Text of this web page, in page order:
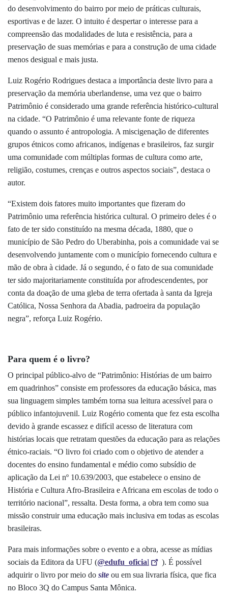
do desenvolvimento do bairro por meio de práticas culturais,
esportivas e de lazer. O intuito é despertar o interesse para a
compreensão das modalidades de luta e resistência, para a
preservação de suas memórias e para a construção de uma cidade
menos desigual e mais justa.
Luiz Rogério Rodrigues destaca a importância deste livro para a
preservação da memória uberlandense, uma vez que o bairro
Patrimônio é considerado uma grande referência histórico-cultural
na cidade. “O Patrimônio é uma relevante fonte de riqueza
quando o assunto é antropologia. A miscigenação de diferentes
grupos étnicos como africanos, indígenas e brasileiros, faz surgir
uma comunidade com múltiplas formas de cultura como arte,
religião, costumes, crenças e outros aspectos sociais”, destaca o
autor.
“Existem dois fatores muito importantes que fizeram do
Patrimônio uma referência histórica cultural. O primeiro deles é o
fato de ter sido constituído na mesma década, 1880, que o
município de São Pedro do Uberabinha, pois a comunidade vai se
desenvolvendo juntamente com o município fornecendo cultura e
mão de obra à cidade. Já o segundo, é o fato de sua comunidade
ter sido majoritariamente constituída por afrodescendentes, por
conta da doação de uma gleba de terra ofertada à santa da Igreja
Católica, Nossa Senhora da Abadia, padroeira da população
negra”, reforça Luiz Rogério.
Para quem é o livro?
O principal público-alvo de “Patrimônio: Histórias de um bairro
em quadrinhos” consiste em professores da educação básica, mas
sua linguagem simples também torna sua leitura acessível para o
público infantojuvenil. Luiz Rogério comenta que fez esta escolha
devido à grande escassez e difícil acesso de literatura com
histórias locais que retratam questões da educação para as relações
étnico-raciais. “O livro foi criado com o objetivo de atender a
docentes do ensino fundamental e médio como subsídio de
aplicação da Lei nº 10.639/2003, que estabelece o ensino de
História e Cultura Afro-Brasileira e Africana em escolas de todo o
território nacional”, ressalta. Desta forma, a obra tem como sua
missão construir uma educação mais inclusiva em todas as escolas
brasileiras.
Para mais informações sobre o evento e a obra, acesse as mídias
sociais da Editora da UFU (@edufu_oficial
). É possível
adquirir o livro por meio do site ou em sua livraria física, que fica
no Bloco 3Q do Campus Santa Mônica.